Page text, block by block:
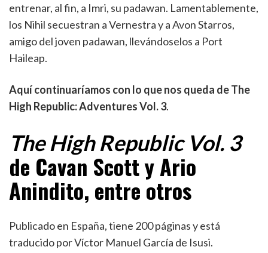
entrenar, al fin, a Imri, su padawan. Lamentablemente,
los Nihil secuestran a Vernestra y a Avon Starros,
amigo del joven padawan, llevándoselos a Port
Haileap.
Aquí continuaríamos con lo que nos queda de The
High Republic: Adventures Vol. 3.
The High Republic Vol. 3
de Cavan Scott y Ario
Anindito, entre otros
Publicado en España, tiene 200 páginas y está
traducido por Víctor Manuel García de Isusi.